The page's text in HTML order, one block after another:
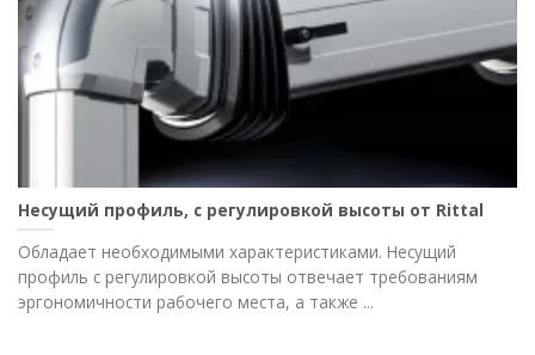
Несущий профиль, с регулировкой высоты от Rittal
Обладает необходимыми характеристиками. Несущий
профиль с регулировкой высоты отвечает требованиям
эргономичности рабочего места, а также ...